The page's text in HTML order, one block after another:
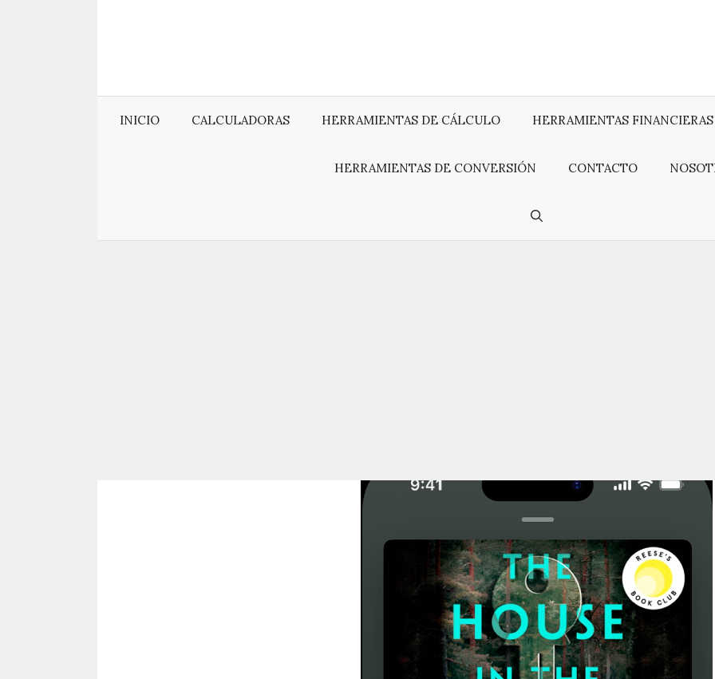
INICIO CALCULADORAS HERRAMIENTAS DE CÁLCULO HERRAMIENTAS FINANCIERAS
HERRAMIENTAS DE CONVERSIÓN CONTACTO